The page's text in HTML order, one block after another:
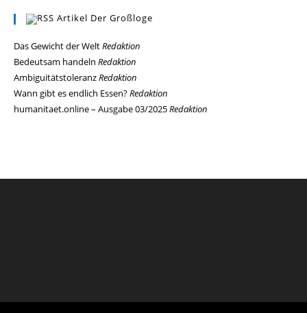
Artikel Der Großloge
Das Gewicht der WeltRedaktion
Bedeutsam handeln Redaktion
AmbiguitätstoleranzRedaktion
Wann gibt es endlich Essen?Redaktion
humanitaet.online – Ausgabe 03/2025Redaktion